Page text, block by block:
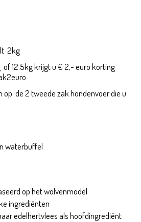
2kg
12.5kg krijgt u € 2,- euro korting
op de 2 tweede zak hondenvoer die u
waterbuffel
op het wolvenmodel
ingrediënten
edelhertvlees als hoofdingrediënt